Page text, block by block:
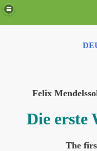
Felix
Die erste
The